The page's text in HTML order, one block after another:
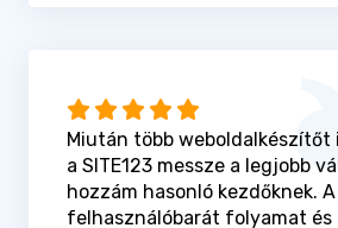
Miután több weboldalkészítőt
a SITE123 messze a legjobb
hozzám hasonló kezdőknek. A
felhasználóbarát folyamat és